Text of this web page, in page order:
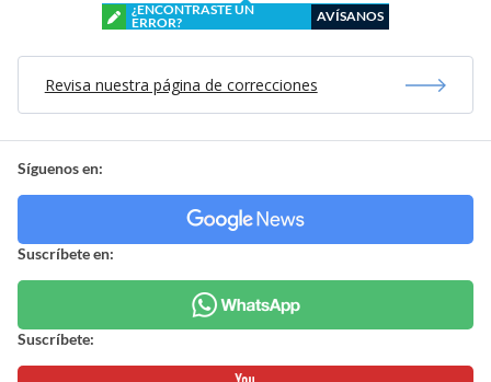
¿ENCONTRASTE UN
ERROR?
AVÍSANOS
Revisa nuestra página de correcciones
Síguenos en:
Suscríbete en:
Suscríbete: